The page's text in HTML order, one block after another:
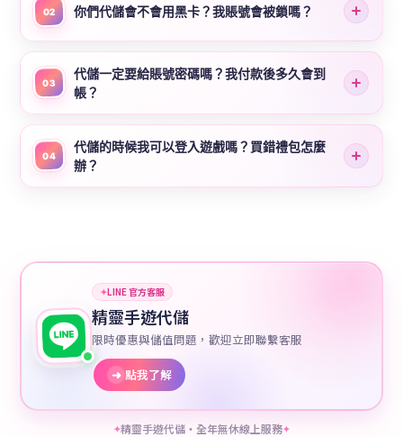
02 你們代儲會不會用黑卡？我賬號會被鎖嗎？
03
代儲一定要給賬號密碼嗎？我付款後多久會到
帳？
04
代儲的時候我可以登入遊戲嗎？買錯禮包怎麼
辦？
✦LINE 官方客服
精靈手遊代儲
限時優惠與儲值問題，歡迎立即聯繫客服
➜ 點我了解
✦精靈手遊代儲・全年無休線上服務✦